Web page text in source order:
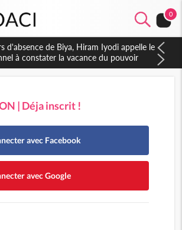
0
d'absence de Biya, Hiram Iyodi appelle le
à constater la vacance du pouvoir
| Déja inscrit !
avec Facebook
avec Google